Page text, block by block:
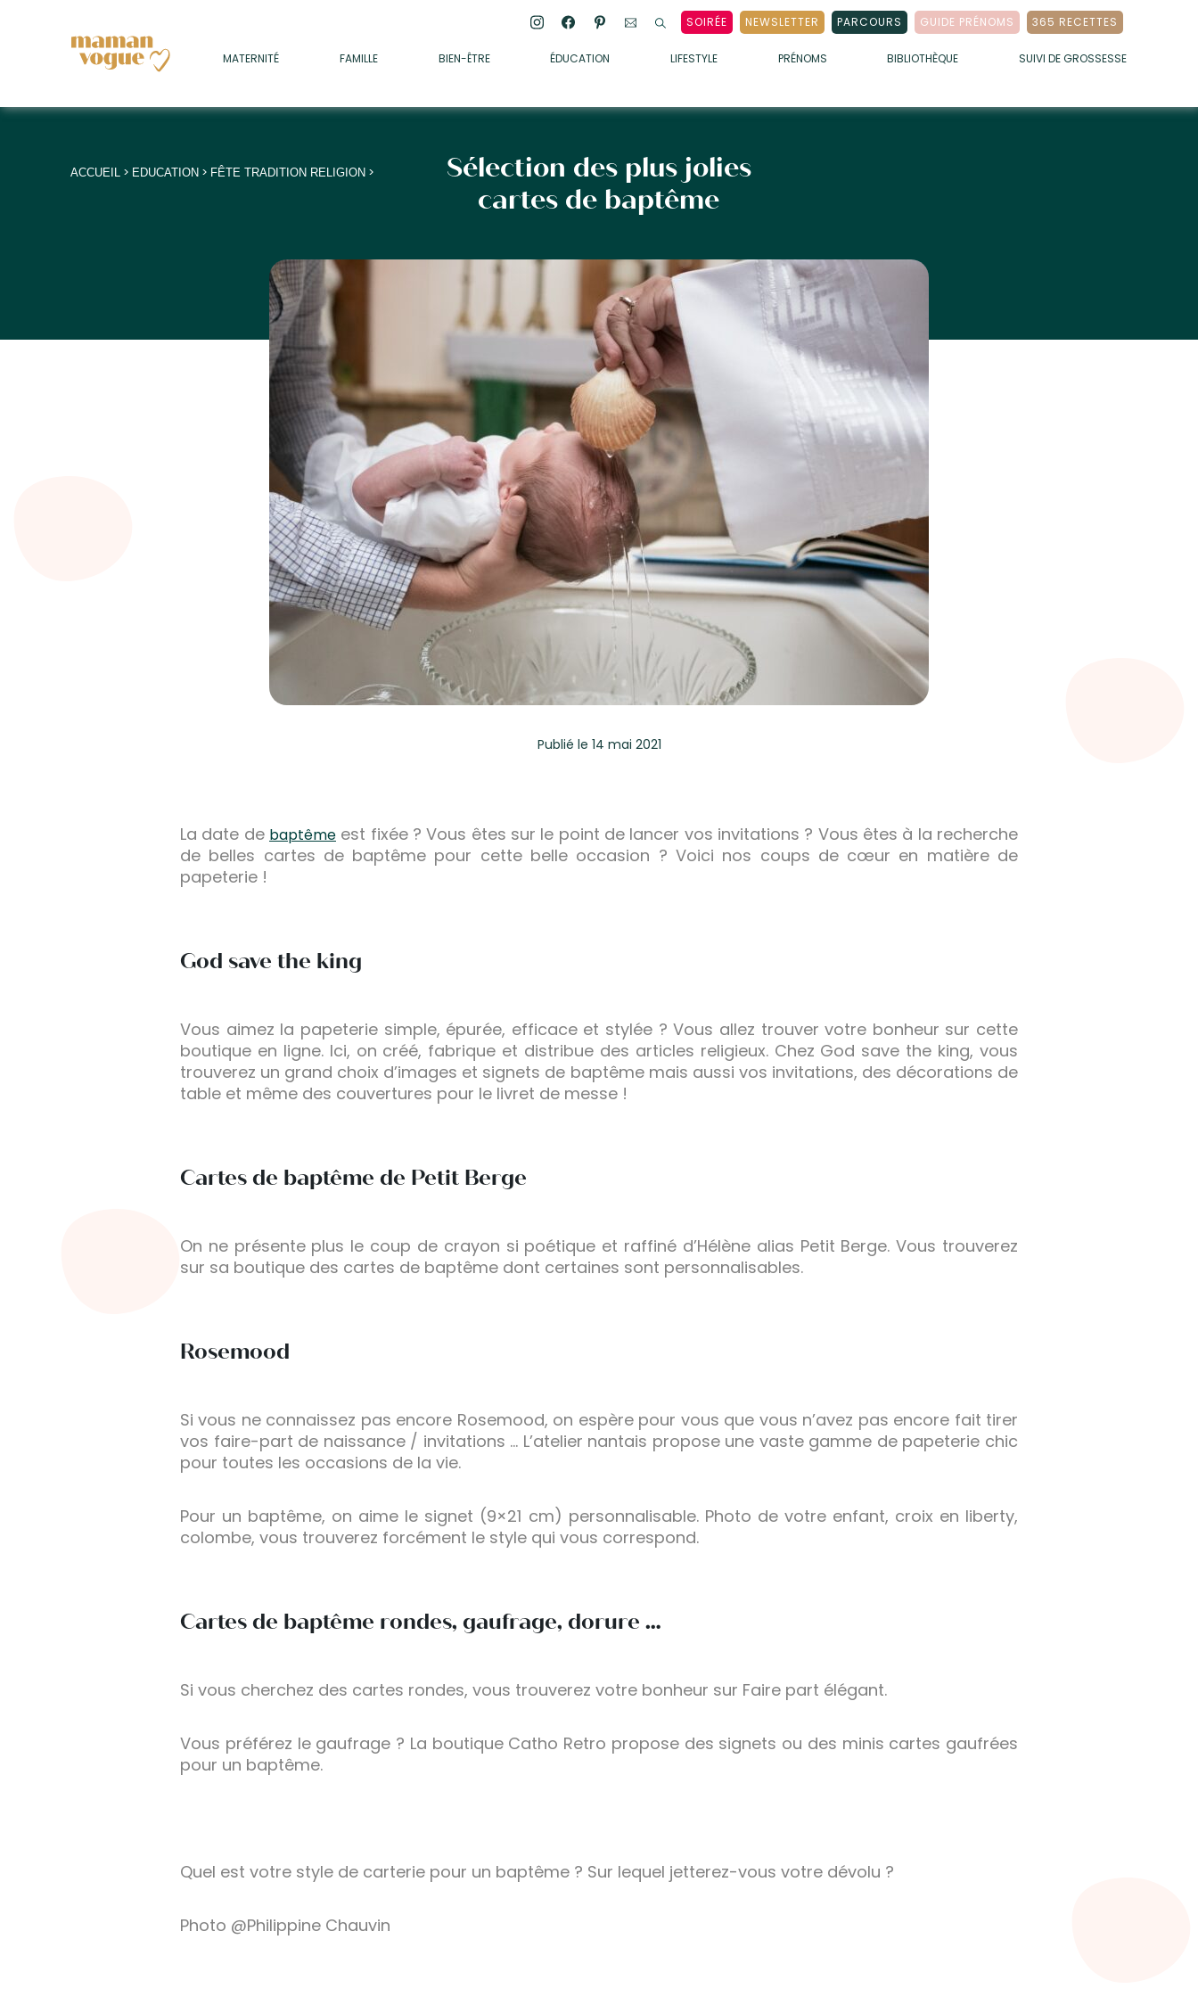
SOIRÉE NEWSLETTER PARCOURS GUIDE PRÉNOMS 365 RECETTES
MATERNITÉ FAMILLE BIEN-ÊTRE ÉDUCATION LIFESTYLE PRÉNOMS BIBLIOTHÈQUE SUIVI DE GROSSESSE
• SOMMEIL
• MÉDECINE DOUCE
• SOINS
+
+
ACCUEIL> EDUCATION> FÊTE TRADITION RELIGION>
Sélection des plus jolies
cartes de baptême
Publié le 14 mai 2021
La date de baptême est fixée ? Vous êtes sur le point de lancer vos invitations ? Vous êtes à la recherche
de belles cartes de baptême pour cette belle occasion ? Voici nos coups de cœur en matière de
papeterie !
God save the king
Vous aimez la papeterie simple, épurée, efficace et stylée ? Vous allez trouver votre bonheur sur cette
boutique en ligne. Ici, on créé, fabrique et distribue des articles religieux. Chez God save the king, vous
trouverez un grand choix d’images et signets de baptême mais aussi vos invitations, des décorations de
table et même des couvertures pour le livret de messe !
Cartes de baptême de Petit Berge
On ne présente plus le coup de crayon si poétique et raffiné d’Hélène alias Petit Berge. Vous trouverez
sur sa boutique des cartes de baptême dont certaines sont personnalisables.
Rosemood
Si vous ne connaissez pas encore Rosemood, on espère pour vous que vous n’avez pas encore fait tirer
vos faire-part de naissance / invitations … L’atelier nantais propose une vaste gamme de papeterie chic
pour toutes les occasions de la vie.
Pour un baptême, on aime le signet (9×21 cm) personnalisable. Photo de votre enfant, croix en liberty,
colombe, vous trouverez forcément le style qui vous correspond.
Cartes de baptême rondes, gaufrage, dorure …
Si vous cherchez des cartes rondes, vous trouverez votre bonheur sur Faire part élégant.
Vous préférez le gaufrage ? La boutique Catho Retro propose des signets ou des minis cartes gaufrées
pour un baptême.
Quel est votre style de carterie pour un baptême ? Sur lequel jetterez-vous votre dévolu ?
Photo @Philippine Chauvin